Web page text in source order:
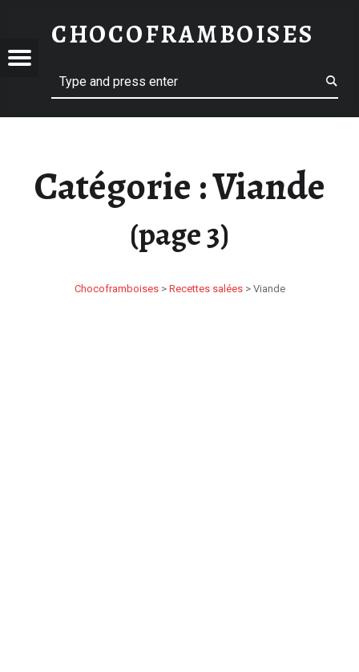
CHOCOFRAMBOISES
Menu
Catégorie :Viande
(page 3)
Chocoframboises> Recettes salées> Viande